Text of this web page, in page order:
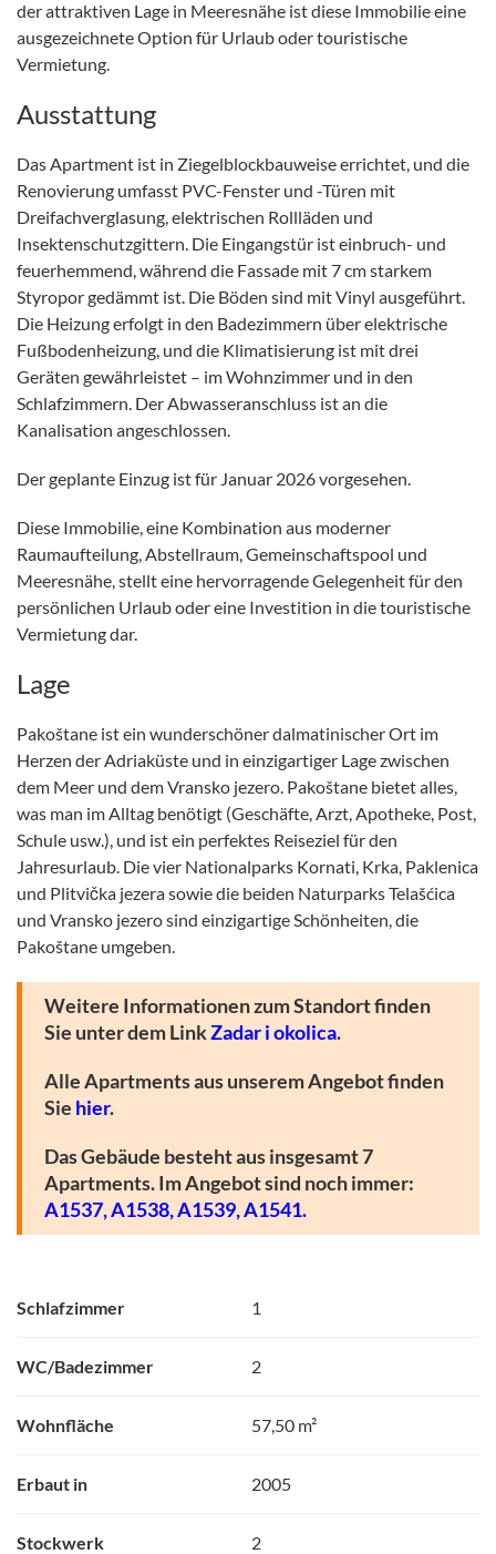
der attraktiven Lage in Meeresnähe ist diese Immobilie eine
ausgezeichnete Option für Urlaub oder touristische
Vermietung.
Ausstattung
Das Apartment ist in Ziegelblockbauweise errichtet, und die
Renovierung umfasst PVC-Fenster und -Türen mit
Dreifachverglasung, elektrischen Rollläden und
Insektenschutzgittern. Die Eingangstür ist einbruch- und
feuerhemmend, während die Fassade mit 7 cm starkem
Styropor gedämmt ist. Die Böden sind mit Vinyl ausgeführt.
Die Heizung erfolgt in den Badezimmern über elektrische
Fußbodenheizung, und die Klimatisierung ist mit drei
Geräten gewährleistet – im Wohnzimmer und in den
Schlafzimmern. Der Abwasseranschluss ist an die
Kanalisation angeschlossen.
Der geplante Einzug ist für Januar 2026 vorgesehen.
Diese Immobilie, eine Kombination aus moderner
Raumaufteilung, Abstellraum, Gemeinschaftspool und
Meeresnähe, stellt eine hervorragende Gelegenheit für den
persönlichen Urlaub oder eine Investition in die touristische
Vermietung dar.
Lage
Pakoštane ist ein wunderschöner dalmatinischer Ort im
Herzen der Adriaküste und in einzigartiger Lage zwischen
dem Meer und dem Vransko jezero. Pakoštane bietet alles,
was man im Alltag benötigt (Geschäfte, Arzt, Apotheke, Post,
Schule usw.), und ist ein perfektes Reiseziel für den
Jahresurlaub. Die vier Nationalparks Kornati, Krka, Paklenica
und Plitvička jezera sowie die beiden Naturparks Telašćica
und Vransko jezero sind einzigartige Schönheiten, die
Pakoštane umgeben.
Weitere Informationen zum Standort finden
Sie unter dem LinkZadar i okolica.
Alle Apartments aus unserem Angebot finden
Sie hier.
Das Gebäude besteht aus insgesamt 7
Apartments. Im Angebot sind noch immer:
A1537,A1538,A1539,A1541.
Schlafzimmer 1
WC/Badezimmer 2
Wohnfläche 57,50 m²
Erbaut in 2005
Stockwerk 2